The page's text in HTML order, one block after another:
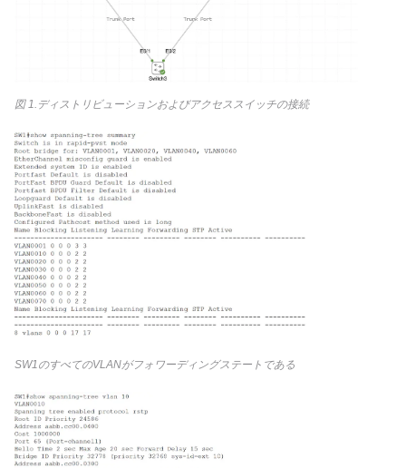
図 1.ディストリビューションおよびアクセススイッチの接続
SW1のすべてのVLANがフォワーディングステートである